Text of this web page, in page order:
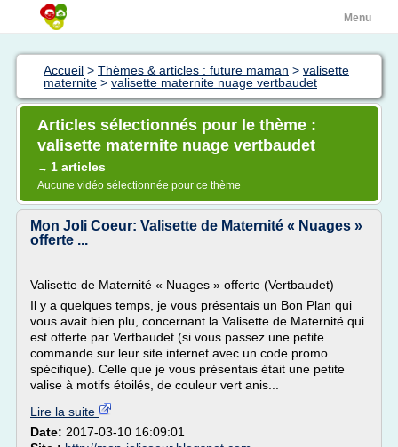
Menu
Accueil > Thèmes & articles : future maman > valisette
maternite > valisette maternite nuage vertbaudet
Articles sélectionnés pour le thème :
valisette maternite nuage vertbaudet
→ 1 articles
Aucune vidéo sélectionnée pour ce thème
Mon Joli Coeur: Valisette de Maternité « Nuages »
offerte ...
Valisette de Maternité « Nuages » offerte (Vertbaudet)
Il y a quelques temps, je vous présentais un Bon Plan qui
vous avait bien plu, concernant la Valisette de Maternité qui
est offerte par Vertbaudet (si vous passez une petite
commande sur leur site internet avec un code promo
spécifique). Celle que je vous présentais était une petite
valise à motifs étoilés, de couleur vert anis...
Lire la suite
Date: 2017-03-10 16:09:01